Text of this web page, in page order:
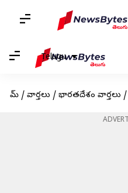
Telugu
హోమ్ / వార్తలు / భారతదేశం వార్తలు /